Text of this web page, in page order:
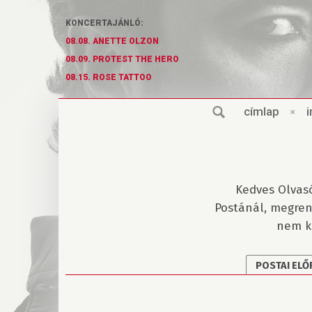
KONCERTAJÁNLÓ:
08.08. ANETTE OLZON
08.09. PROTEST THE HERO
08.15. ROSE TATTOO
címlap ×
Kedves
Postánál,
nem
POSTAI